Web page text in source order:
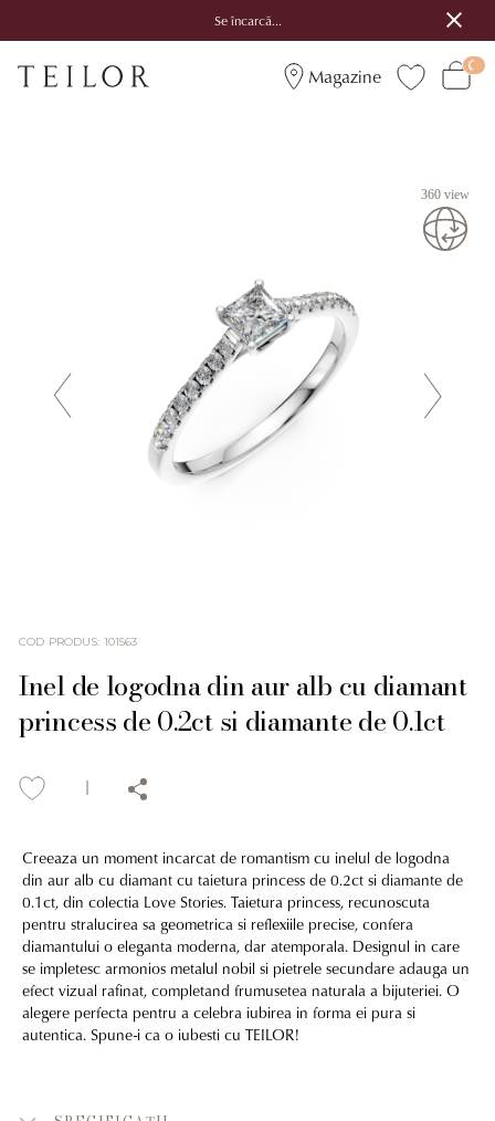
Se încarcă...
Magazine
360 view
COD PRODUS: 101563
Inel de logodna din aur alb cu diamant
princess de 0.2ct si diamante de 0.1ct
Creeaza un moment incarcat de romantism cu inelul de logodna
din aur alb cu diamant cu taietura princess de 0.2ct si diamante de
0.1ct, din colectia Love Stories. Taietura princess, recunoscuta
pentru stralucirea sa geometrica si reflexiile precise, confera
diamantului o eleganta moderna, dar atemporala. Designul in care
se impletesc armonios metalul nobil si pietrele secundare adauga un
efect vizual rafinat, completand frumusetea naturala a bijuteriei. O
alegere perfecta pentru a celebra iubirea in forma ei pura si
autentica. Spune-i ca o iubesti cu TEILOR!